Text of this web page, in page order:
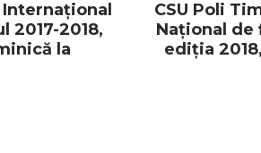
2017-2018,
la
CSU Poli
Național de
ediția